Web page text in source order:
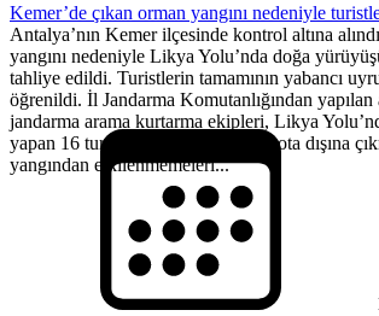
Kemer’de çıkan orman yangını nedeniyle
Antalya’nın Kemer ilçesinde kontrol altına
yangını nedeniyle Likya Yolu’nda doğa
tahliye edildi. Turistlerin tamamının yabancı
öğrenildi. İl Jandarma Komutanlığından yapılan
jandarma arama kurtarma ekipleri, Likya
yapan 16 turisti, duman nedeniyle rota dışına
yangından etkilenmemeleri...